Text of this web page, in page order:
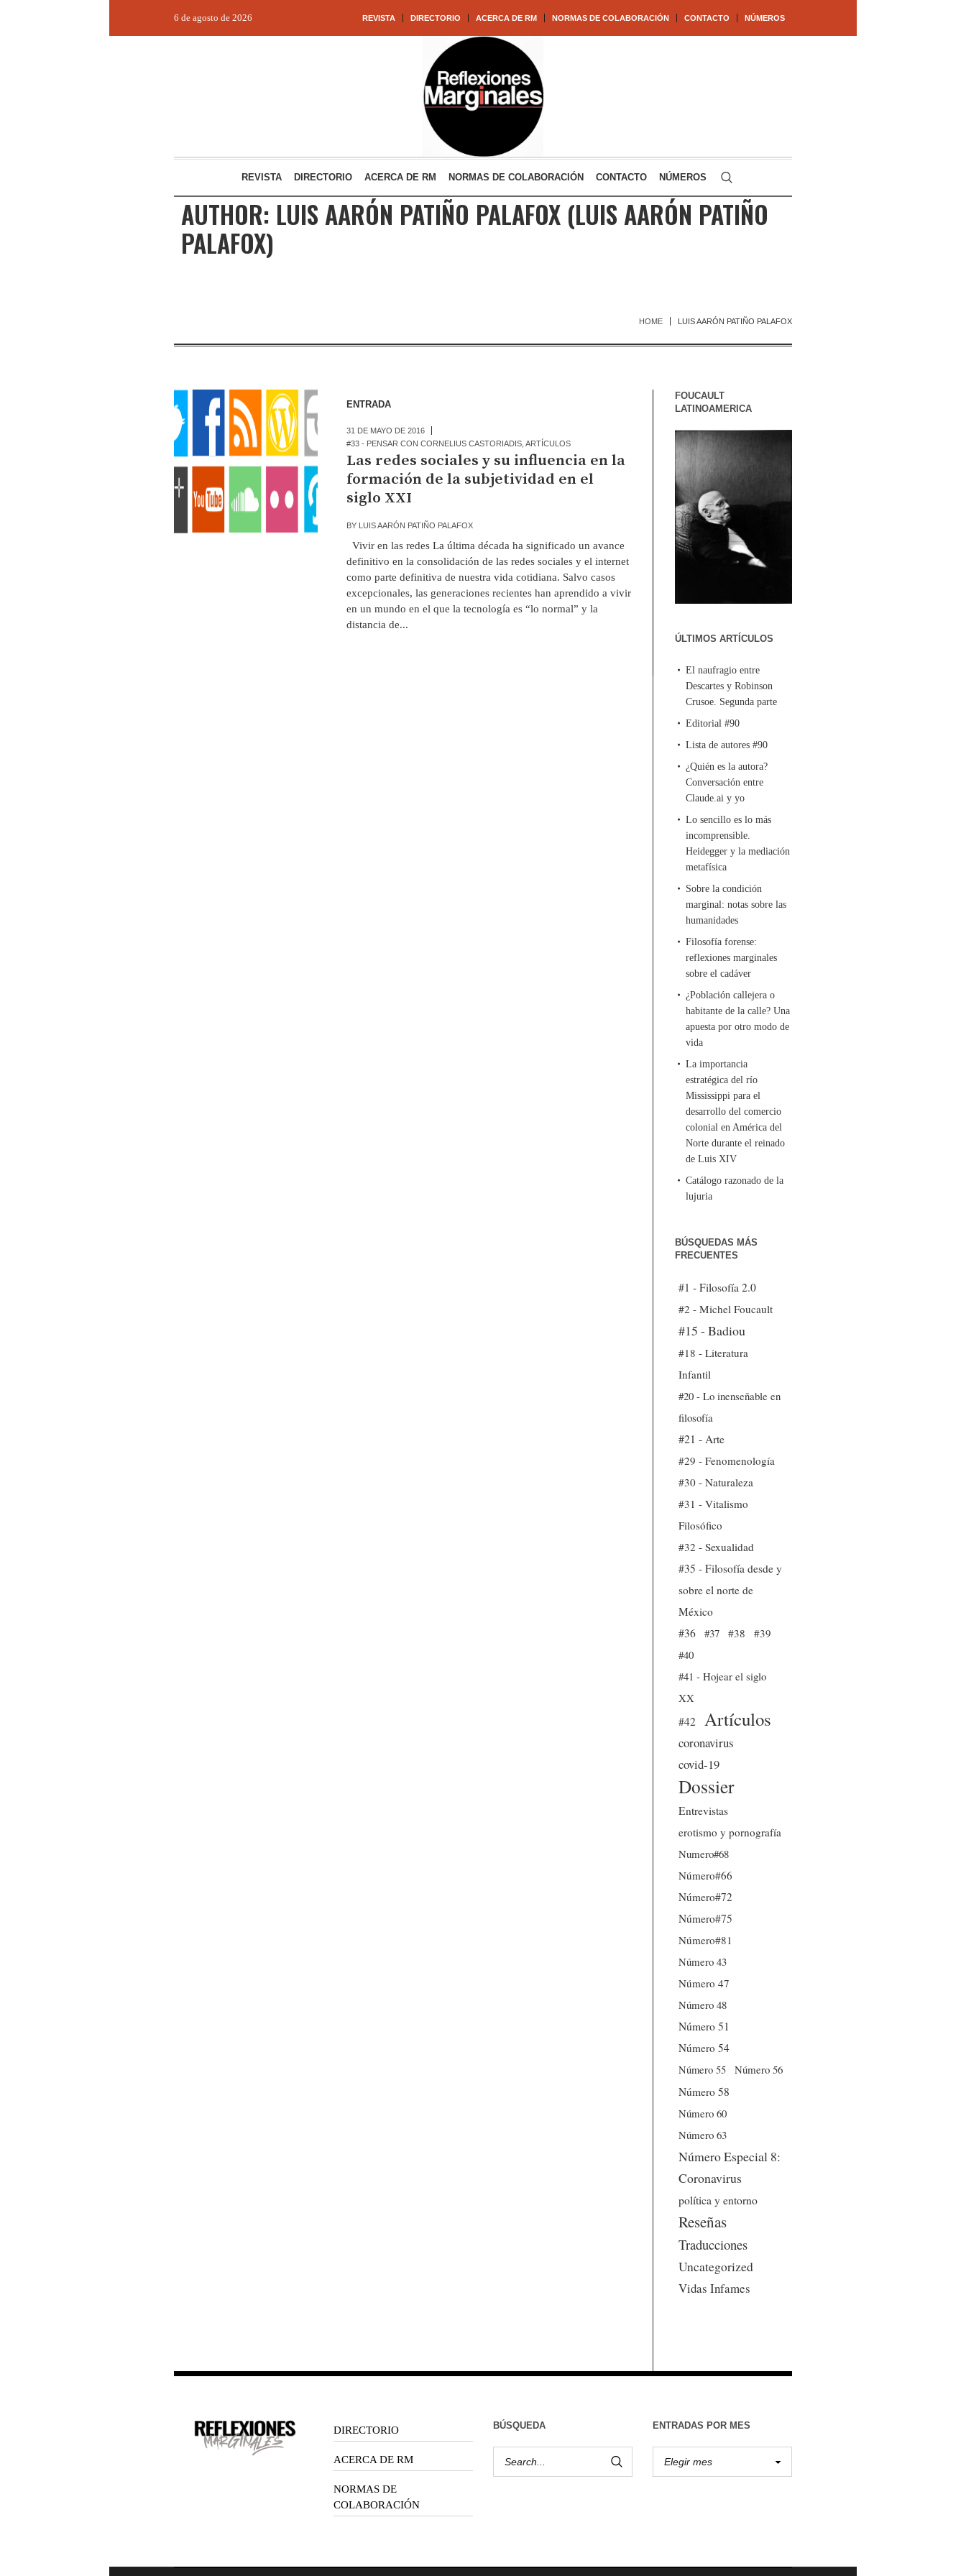
REVISTA DIRECTORIO ACERCA DE RM NORMAS DE COLABORACIÓN CONTACTO NÚMEROS
6 de agosto de 2026
REVISTA DIRECTORIO ACERCA DE RM NORMAS DE COLABORACIÓN CONTACTO NÚMEROS
AUTHOR: LUIS AARÓN PATIÑO PALAFOX (LUIS AARÓN PATIÑO
PALAFOX)
HOME LUIS AARÓN PATIÑO PALAFOX
ENTRADA
31 DE MAYO DE 2016
#33 - PENSAR CON CORNELIUS CASTORIADIS, ARTÍCULOS
Las redes sociales y su influencia en la
formación de la subjetividad en el
siglo XXI
BY LUIS AARÓN PATIÑO PALAFOX
Vivir en las redes La última década ha significado un avance
definitivo en la consolidación de las redes sociales y el internet
como parte definitiva de nuestra vida cotidiana. Salvo casos
excepcionales, las generaciones recientes han aprendido a vivir
en un mundo en el que la tecnología es “lo normal” y la
distancia de...
FOUCAULT
LATINOAMERICA
ÚLTIMOS ARTÍCULOS
El naufragio entre
Descartes y Robinson
Crusoe. Segunda parte
Editorial #90
Lista de autores #90
¿Quién es la autora?
Conversación entre
Claude.ai y yo
Lo sencillo es lo más
incomprensible.
Heidegger y la mediación
metafísica
Sobre la condición
marginal: notas sobre las
humanidades
Filosofía forense:
reflexiones marginales
sobre el cadáver
¿Población callejera o
habitante de la calle? Una
apuesta por otro modo de
vida
La importancia
estratégica del río
Mississippi para el
desarrollo del comercio
colonial en América del
Norte durante el reinado
de Luis XIV
Catálogo razonado de la
lujuria
BÚSQUEDAS MÁS
FRECUENTES
#1 - Filosofía 2.0
#2 - Michel Foucault
#15 - Badiou
#18 - Literatura
Infantil
#20 - Lo inenseñable en
filosofía
#21 - Arte
#29 - Fenomenología
#30 - Naturaleza
#31 - Vitalismo
Filosófico
#32 - Sexualidad
#35 - Filosofía desde y
sobre el norte de
México
#36
#37 #38
#39
#40
#41 - Hojear el siglo
XX
#42
Artículos
coronavirus
covid-19
Dossier
Entrevistas
erotismo y pornografía
Numero#68
Número#66
Número#72
Número#75
Número#81
Número 43
Número 47
Número 48
Número 51
Número 54
Número 55
Número 56
Número 58
Número 60
Número 63
Número Especial 8:
Coronavirus
política y entorno
Reseñas
Traducciones
Uncategorized
Vidas Infames
DIRECTORIO
ACERCA DE RM
NORMAS DE
COLABORACIÓN
BÚSQUEDA ENTRADAS POR MES